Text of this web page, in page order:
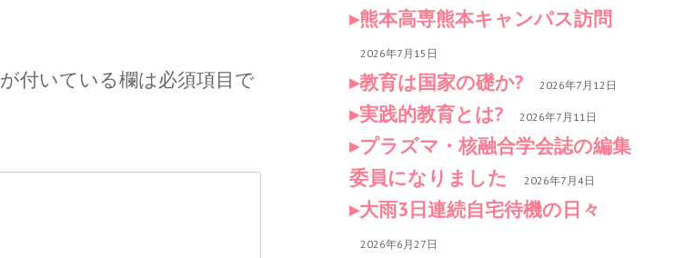
が付いている欄は必須項目で
熊本高専熊本キャンパス訪問
2026年7月15日
教育は国家の礎か? 2026年7月12日
実践的教育とは? 2026年7月11日
プラズマ・核融合学会誌の編集
委員になりました
2026年7月4日
大雨3日連続自宅待機の日々
2026年6月27日